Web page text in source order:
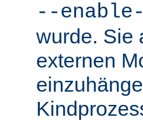
--
wurde. Sie
externen